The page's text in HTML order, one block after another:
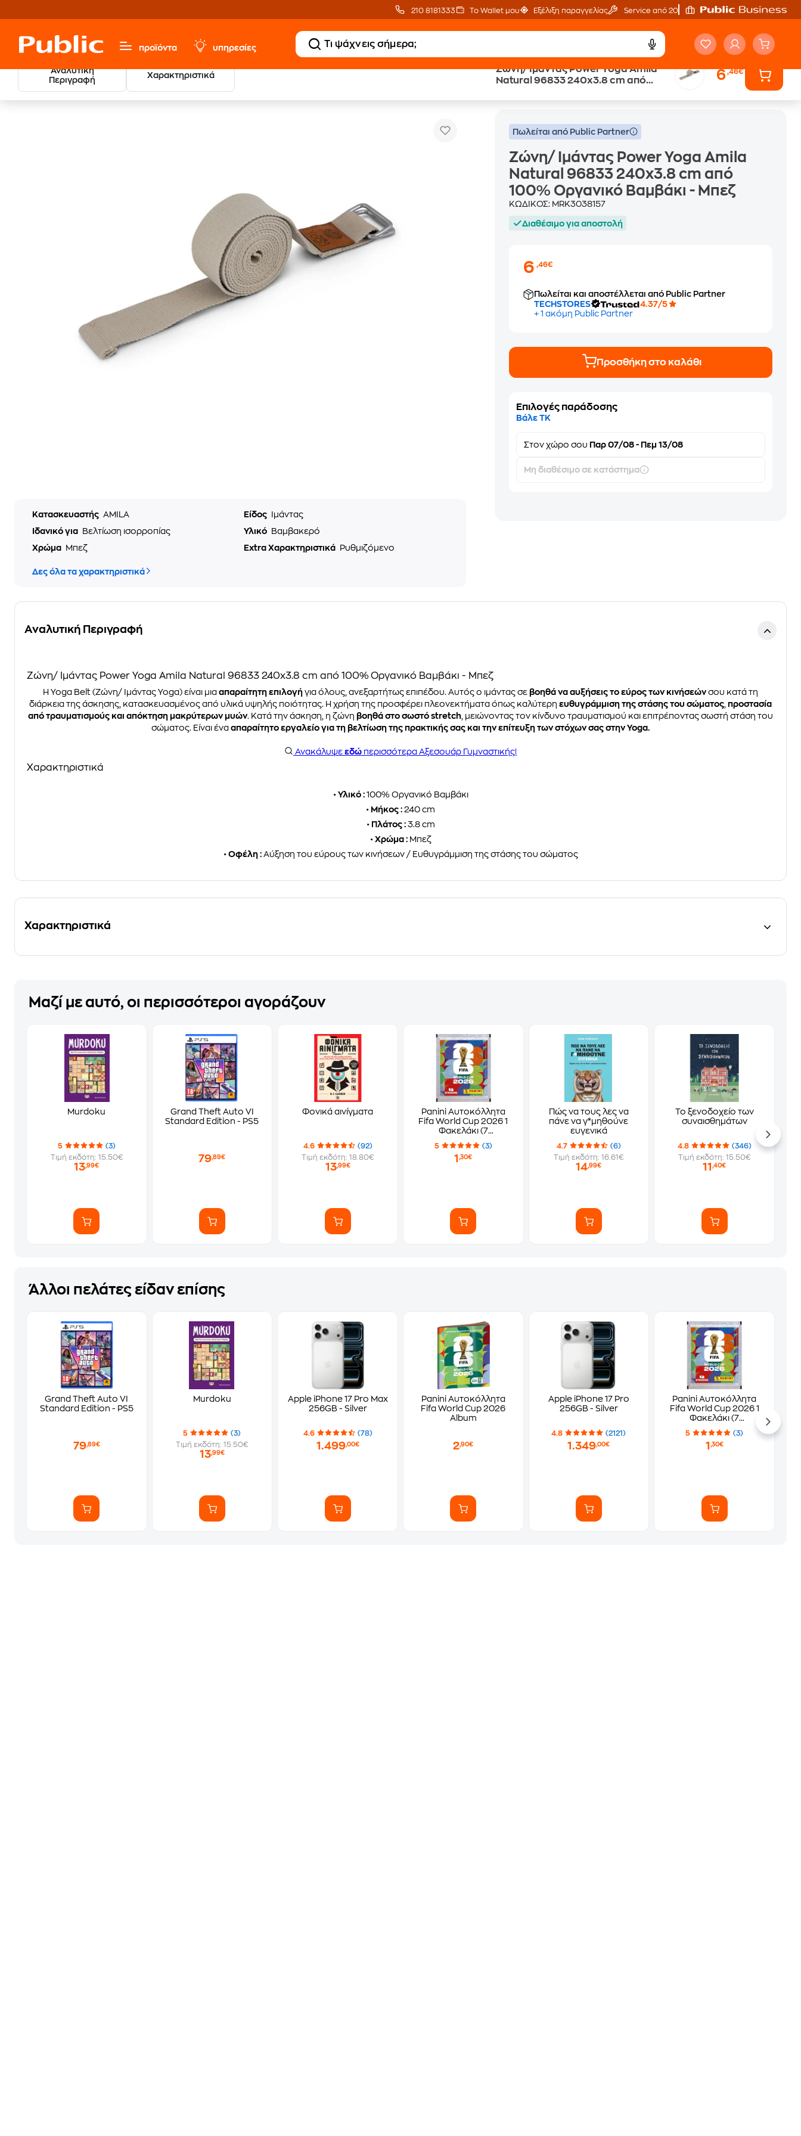
210 8181333 Το Wallet μου Εξέλιξη παραγγελίας Service από 20'
προϊόντα υπηρεσίες
Αναλυτική
Περιγραφή
Χαρακτηριστικά
Ζώνη/ Ιμάντας Power Yoga Amila
Natural 96833 240x3.8 cm από
6,46€
Sports, Fitness & Hobbies
Ζώνη/ Ιμάντας Power Yoga Amila Natural 96833 240x3.8 cm από 100% Οργανικό Βαμβάκι - Μπεζ
Κατασκευαστής AMILA Είδος
Ιμάντας
Ιδανικό για
Βελτίωση ισορροπίας Υλικό
Βαμβακερό
Χρώμα
Μπεζ Extra Χαρακτηριστικά Ρυθμιζόμενο
Δες όλα τα χαρακτηριστικά
Πωλείται από Public Partner
Ζώνη/ Ιμάντας Power Yoga Amila
Natural 96833 240x3.8 cm από
100% Οργανικό Βαμβάκι - Μπεζ
ΚΩΔΙΚΟΣ: MRK3038157
Διαθέσιμο για αποστολή
6,46€
Πωλείται και αποστέλλεται από Public Partner
TECHSTORES
4.37/5
+ 1 ακόμη Public Partner
Προσθήκη στο καλάθι
Επιλογές παράδοσης
Βάλε ΤΚ
Στονχώρο σου Παρ 07/08 - Πεμ 13/08
Μη διαθέσιμο σε κατάστημα
Αναλυτική Περιγραφή
Ζώνη/ Ιμάντας Power Yoga Amila Natural 96833 240x3.8 cm από 100% Οργανικό Βαμβάκι - Μπεζ
Η Yoga Belt (Ζώνη/ Ιμάντας Yoga) είναι μια απαραίτητη επιλογή για όλους, ανεξαρτήτως επιπέδου. Αυτός ο ιμάντας σε βοηθά να αυξήσεις το εύρος των κινήσεώνσου κατά τη
διάρκεια της άσκησης, κατασκευασμένος από υλικά υψηλής ποιότητας. Η χρήση της προσφέρει πλεονεκτήματα όπως καλύτερη ευθυγράμμιση της στάσης του σώματος προστασία
από τραυματισμούς και απόκτηση μακρύτερων μυών. Κατά την άσκηση, η ζώνη βοηθά στο σωστό stretch , μειώνοντας τον κίνδυνο τραυματισμού και επιτρέποντας σωστή στάση του
σώματος. Είναι ένα απαραίτητο εργαλείο για τη βελτίωση της πρακτικής σας και την επίτευξη των στόχων σας στην Yoga.
Ανακάλυψε εδώ περισσότερα Αξεσουάρ Γυμναστικής!
Χαρακτηριστικά
•Υλικό :100% Οργανικό Βαμβάκι
• Μήκος : 240 cm
•Πλάτος :3.8 cm
•Χρώμα :Μπεζ
•Οφέλη :Αύξηση του εύρους των κινήσεων / Ευθυγράμμιση της στάσης του σώματος
Χαρακτηριστικά
Μαζί με αυτό, οι περισσότεροι αγοράζουν
Murdoku
5
(3)
Τιμή εκδότη: 15.50€
13,99€
Grand Theft Auto VI
Standard Edition - PS5
79,89€
Φονικά αινίγματα
4.6
(92)
Τιμή εκδότη: 18.80€
13,99€
Panini Αυτοκόλλητα
Fifa World Cup 2026 1
Φακελάκι (7
Αυτοκόλλητα)
5 (3)
1,30€
Πώς να τους λες να
πάνε να γ*μηθούνε
ευγενικά
4.7
(6)
Τιμή εκδότη: 16.61€
14,99€
Το ξενοδοχείο των
συναισθημάτων
4.8
(346)
Τιμή εκδότη: 15.50€
11,40€
Άλλοι πελάτες είδαν επίσης
Grand Theft Auto VI
Standard Edition - PS5
79,89€
Murdoku
5
(3)
Τιμή εκδότη: 15.50€
13,99€
Apple iPhone 17 Pro Max
256GB - Silver
4.6 (78)
1.499,00€
Panini Αυτοκόλλητα
Fifa World Cup 2026
Album
2,90€
Apple iPhone 17 Pro
256GB - Silver
4.8 (2121)
1.349,00€
Panini Αυτοκόλλητα
Fifa World Cup 2026 1
Φακελάκι (7
Αυτοκόλλητα)
5 (3)
1 ,30€